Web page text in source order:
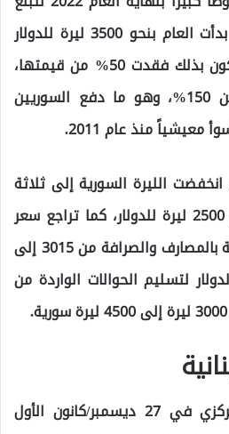
7200 ليرة للدولار بعدما بدأت العام بنحو 3500 ليرة للدولار
في السوق السوداء، لتكون بذلك فقدت 50% من قيمتها،
وارتفعت الأسعار بأكثر من 150%، وهو ما دفع السوريين
الليرة السورية إلى ثلاثة
آلاف ليرة للدولار بدلاً من 2500 ليرة للدولار، كما تراجع سعر
الليرة بسعر النشرة الخاصة بالمصارف والصرافة من 3015 إلى
الدولار لتسليم الحوالات الواردة من
أعلن “مصرف لبنان” المركزي في 27 ديسمبر/كانون الأول